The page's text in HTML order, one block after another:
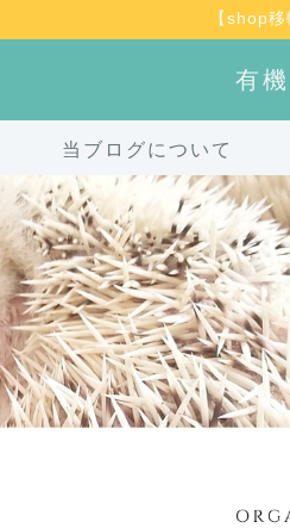
【shop
有
当ブログについて